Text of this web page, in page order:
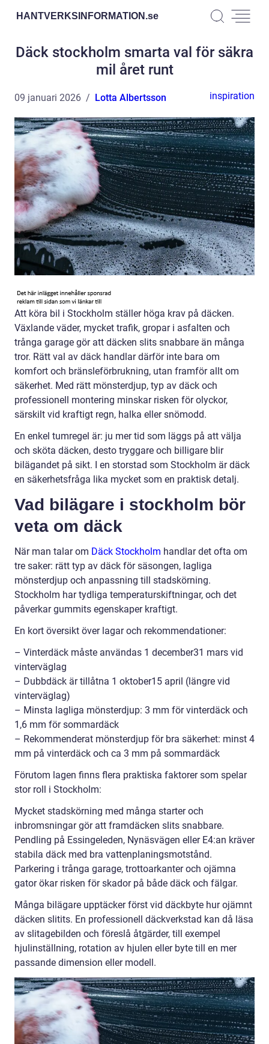
HANTVERKSINFORMATION.se
Däck stockholm smarta val för säkra
mil året runt
09 januari 2026 Lotta Albertsson inspiration
Att köra bil i Stockholm ställer höga krav på däcken.
Växlande väder, mycket trafik, gropar i asfalten och
trånga garage gör att däcken slits snabbare än många
tror. Rätt val av däck handlar därför inte bara om
komfort och bränsleförbrukning, utan framför allt om
säkerhet. Med rätt mönsterdjup, typ av däck och
professionell montering minskar risken för olyckor,
särskilt vid kraftigt regn, halka eller snömodd.
En enkel tumregel är: ju mer tid som läggs på att välja
och sköta däcken, desto tryggare och billigare blir
bilägandet på sikt. I en storstad som Stockholm är däck
en säkerhetsfråga lika mycket som en praktisk detalj.
Vad bilägare i stockholm bör
veta om däck
När man talar om Däck Stockholm handlar det ofta om
tre saker: rätt typ av däck för säsongen, lagliga
mönsterdjup och anpassning till stadskörning.
Stockholm har tydliga temperaturskiftningar, och det
påverkar gummits egenskaper kraftigt.
En kort översikt över lagar och rekommendationer:
– Vinterdäck måste användas 1 december31 mars vid
vinterväglag
– Dubbdäck är tillåtna 1 oktober15 april (längre vid
vinterväglag)
– Minsta lagliga mönsterdjup: 3 mm för vinterdäck och
1,6 mm för sommardäck
– Rekommenderat mönsterdjup för bra säkerhet: minst 4
mm på vinterdäck och ca 3 mm på sommardäck
Förutom lagen finns flera praktiska faktorer som spelar
stor roll i Stockholm:
Mycket stadskörning med många starter och
inbromsningar gör att framdäcken slits snabbare.
Pendling på Essingeleden, Nynäsvägen eller E4:an kräver
stabila däck med bra vattenplaningsmotstånd.
Parkering i trånga garage, trottoarkanter och ojämna
gator ökar risken för skador på både däck och fälgar.
Många bilägare upptäcker först vid däckbyte hur ojämnt
däcken slitits. En professionell däckverkstad kan då läsa
av slitagebilden och föreslå åtgärder, till exempel
hjulinställning, rotation av hjulen eller byte till en mer
passande dimension eller modell.